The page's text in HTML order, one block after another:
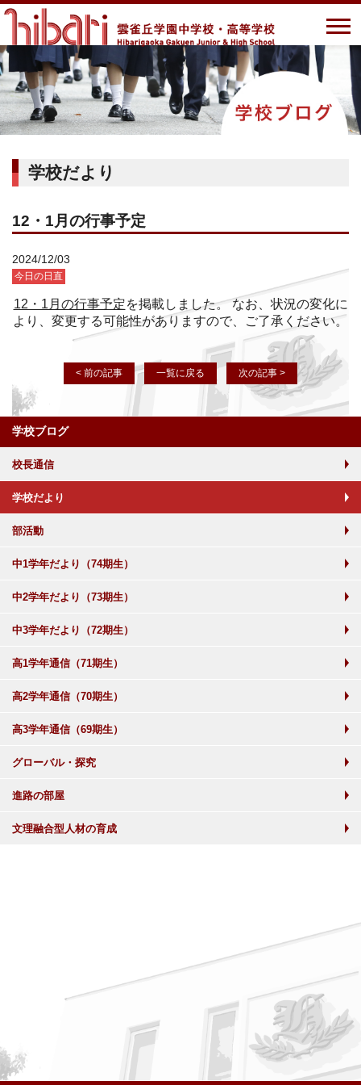
学校だより
12・1月の行事予定
2024/12/03
今日の日直
12・1月の行事予定を掲載しました。 なお、状況の変化に
より、変更する可能性がありますので、ご了承ください。
< 前の記事 一覧に戻る 次の記事 >
学校ブログ
校長通信
学校だより
部活動
中1学年だより（74期生）
中2学年だより（73期生）
中3学年だより（72期生）
高1学年通信（71期生）
高2学年通信（70期生）
高3学年通信（69期生）
グローバル・探究
進路の部屋
文理融合型人材の育成